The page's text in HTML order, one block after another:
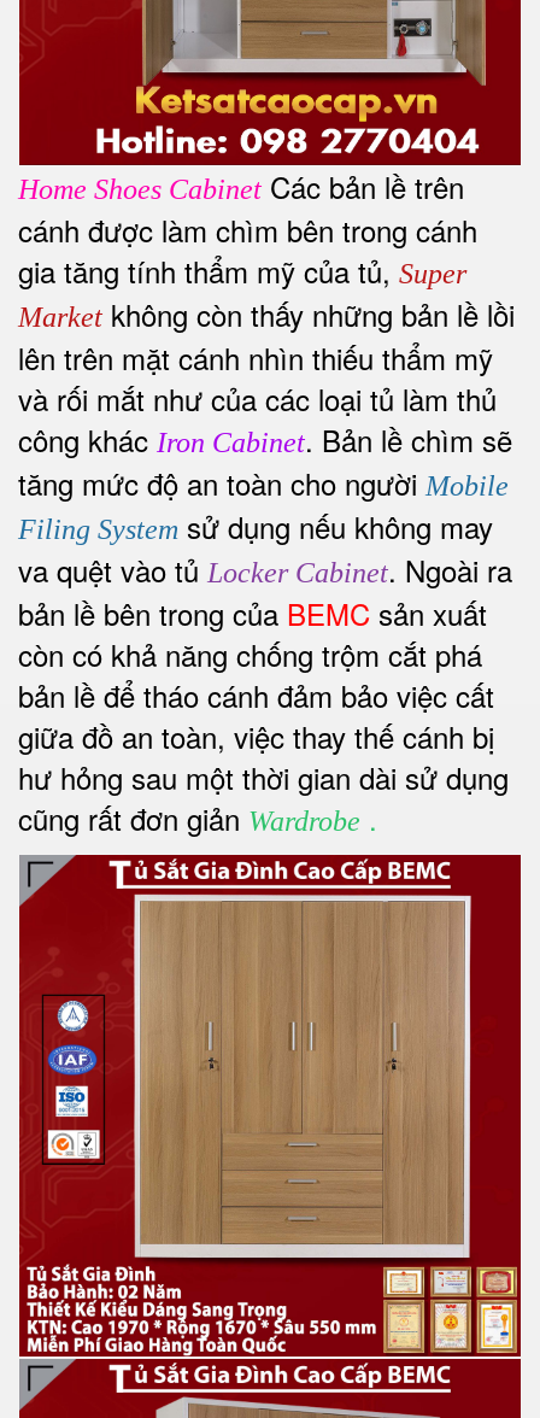
Home Shoes Cabinet Các bản lề trên
cánh được làm chìm bên trong cánh
gia tăng tính thẩm mỹ của tủ, Super
Market không còn thấy những bản lề lồi
lên trên mặt cánh nhìn thiếu thẩm mỹ
và rối mắt như của các loại tủ làm thủ
công khác Iron Cabinet. Bản lề chìm sẽ
tăng mức độ an toàn cho người Mobile
Filing System sử dụng nếu không may
va quệt vào tủ Locker Cabinet. Ngoài ra
bản lề bên trong của BEMC sản xuất
còn có khả năng chống trộm cắt phá
bản lề để tháo cánh đảm bảo việc cất
giữa đồ an toàn, việc thay thế cánh bị
hư hỏng sau một thời gian dài sử dụng
cũng rất đơn giản Wardrobe .